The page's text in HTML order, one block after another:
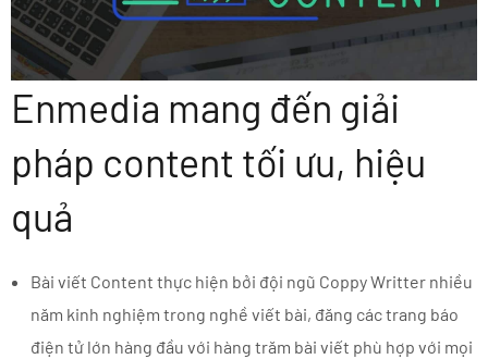
Enmedia mang đến giải
pháp content tối ưu, hiệu
quả
Bài viết Content thực hiện bởi đội ngũ Coppy Writter nhiều
năm kinh nghiệm trong nghề viết bài, đăng các trang báo
điện tử lớn hàng đầu với hàng trăm bài viết phù hợp với mọi